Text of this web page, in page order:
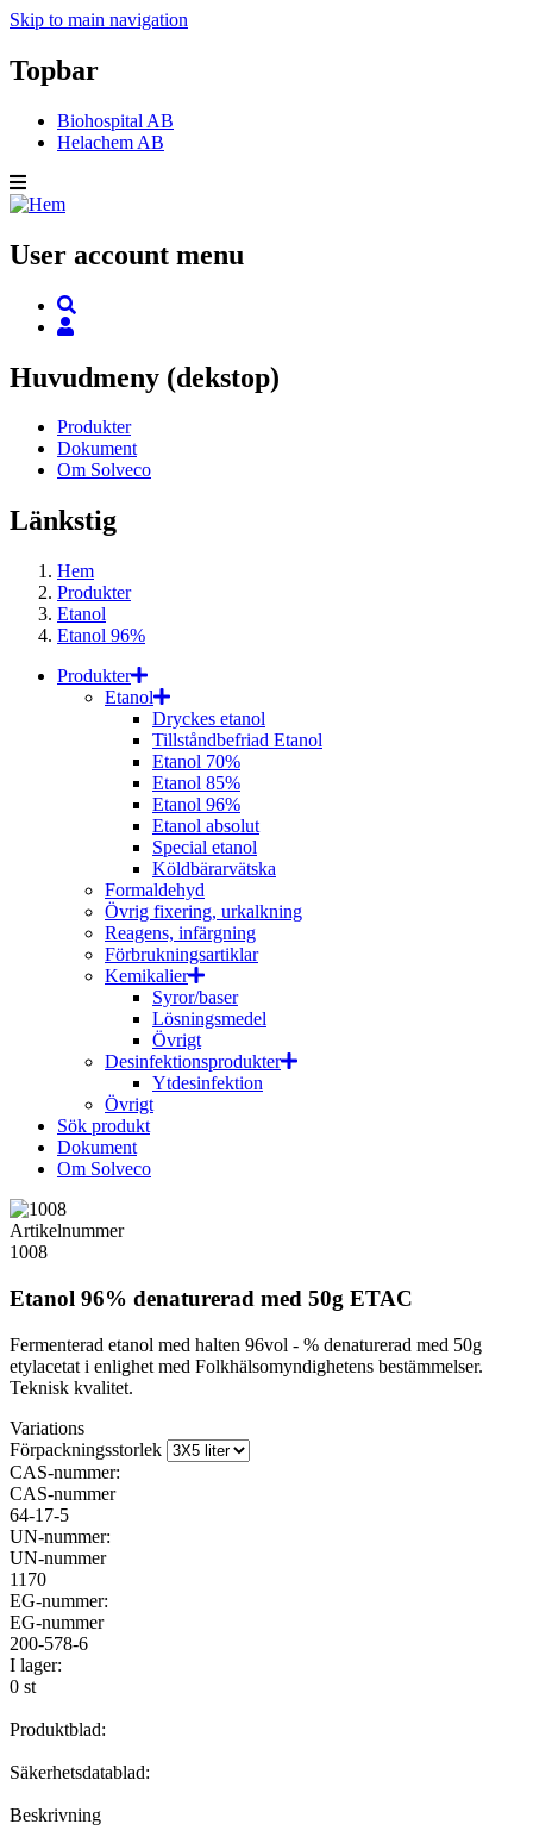
Skip to main navigation
Topbar
Biohospital AB
Helachem AB
User account menu
Huvudmeny (dekstop)
Produkter
Dokument
Om Solveco
Länkstig
Hem
Produkter
Etanol
Etanol 96%
Produkter
Etanol
Dryckes etanol
Tillståndbefriad Etanol
Etanol 70%
Etanol 85%
Etanol 96%
Etanol absolut
Special etanol
Köldbärarvätska
Formaldehyd
Övrig fixering, urkalkning
Reagens, infärgning
Förbrukningsartiklar
Kemikalier
Syror/baser
Lösningsmedel
Övrigt
Desinfektionsprodukter
Ytdesinfektion
Övrigt
Sök produkt
Dokument
Om Solveco
Artikelnummer
1008
Etanol 96% denaturerad med 50g ETAC
Fermenterad etanol med halten 96vol - % denaturerad med 50g
etylacetat i enlighet med Folkhälsomyndighetens bestämmelser.
Teknisk kvalitet.
Variations
Förpackningsstorlek
CAS-nummer:
CAS-nummer
64-17-5
UN-nummer:
UN-nummer
1170
EG-nummer:
EG-nummer
200-578-6
I lager:
0 st
Produktblad:
Säkerhetsdatablad:
Beskrivning